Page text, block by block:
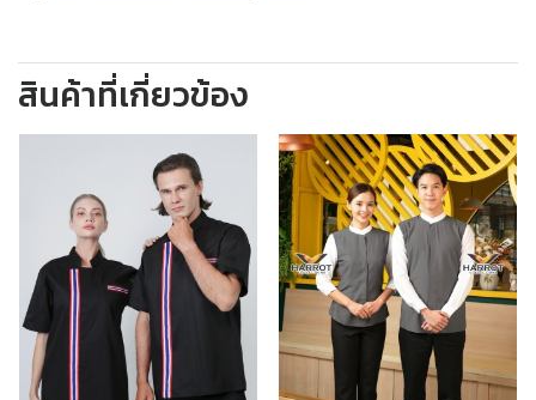
สินค้าที่เกี่ยวข้อง